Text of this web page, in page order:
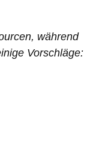
während
Vorschläge: